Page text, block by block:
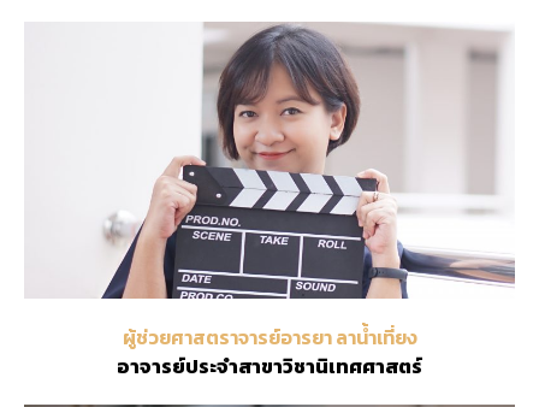
ผู้ช่วยศาสตราจารย์อารยา ลาน้ำเที่ยง
อาจารย์ประจำสาขาวิชานิเทศศาสตร์